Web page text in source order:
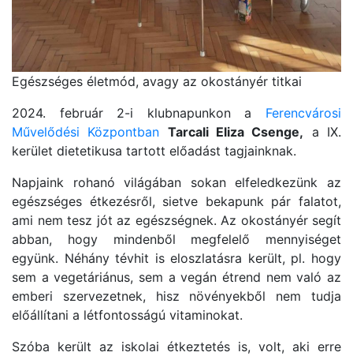
Egészséges életmód, avagy az okostányér titkai
2024. február 2-i klubnapunkon a Ferencvárosi
Művelődési Központban Tarcali Eliza Csenge, a IX.
kerület dietetikusa tartott előadást tagjainknak.
Napjaink rohanó világában sokan elfeledkezünk az
egészséges étkezésről, sietve bekapunk pár falatot,
ami nem tesz jót az egészségnek. Az okostányér segít
abban, hogy mindenből megfelelő mennyiséget
együnk. Néhány tévhit is eloszlatásra került, pl. hogy
sem a vegetáriánus, sem a vegán étrend nem való az
emberi szervezetnek, hisz növényekből nem tudja
előállítani a létfontosságú vitaminokat.
Szóba került az iskolai étkeztetés is, volt, aki erre